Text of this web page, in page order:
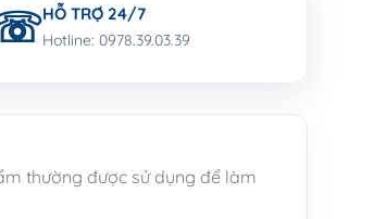
HỖ TRỢ 24/7
Hotline: 0978.39.03.39
thường được sử dụng để làm